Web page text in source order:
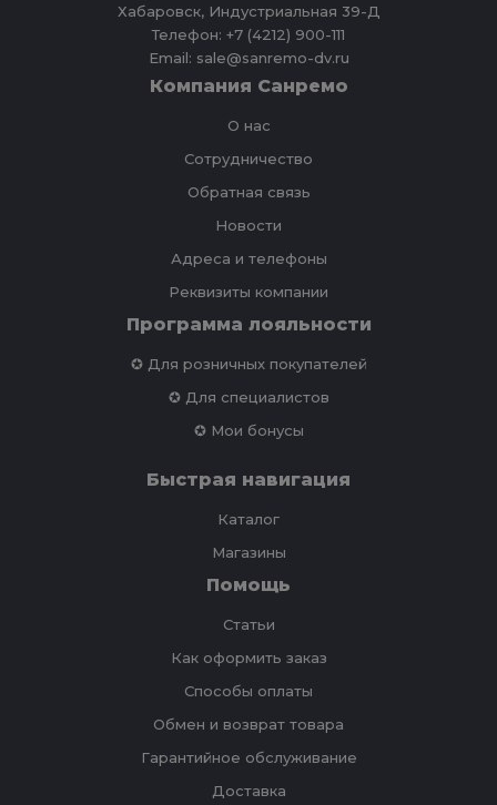
Хабаровск, Индустриальная 39-Д
Телефон: +7 (4212) 900-111
Email: sale@sanremo-dv.ru
Компания Санремо
О нас
Сотрудничество
Обратная связь
Новости
Адреса и телефоны
Реквизиты компании
Программа лояльности
✪ Для розничных покупателей
✪ Для специалистов
✪ Мои бонусы
Быстрая навигация
Каталог
Магазины
Помощь
Статьи
Как оформить заказ
Способы оплаты
Обмен и возврат товара
Гарантийное обслуживание
Доставка